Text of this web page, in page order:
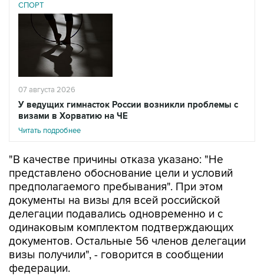
СПОРТ
07 августа 2026
У ведущих гимнасток России возникли проблемы с
визами в Хорватию на ЧЕ
Читать подробнее
"В качестве причины отказа указано: "Не
представлено обоснование цели и условий
предполагаемого пребывания". При этом
документы на визы для всей российской
делегации подавались одновременно и с
одинаковым комплектом подтверждающих
документов. Остальные 56 членов делегации
визы получили", - говорится в сообщении
федерации.